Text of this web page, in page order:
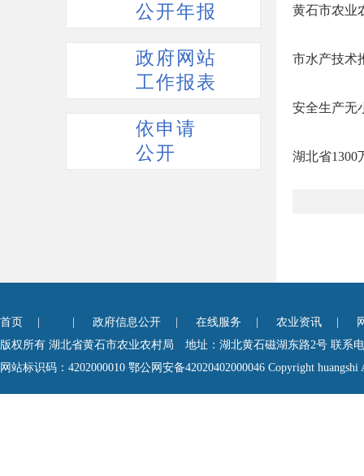
公开年报
政府网站
工作报表
依申请
公开
黄石市农业
市水产技术
安全生产无
湖北省1300
首页 政府信息公开 在线服务 农业资讯
版权所有 湖北省黄石市农业农村局 地址：湖北黄石磁湖东路2号 联系电
网站标识码：4202000010 鄂公网安备42020402000046 Copyright huangshi